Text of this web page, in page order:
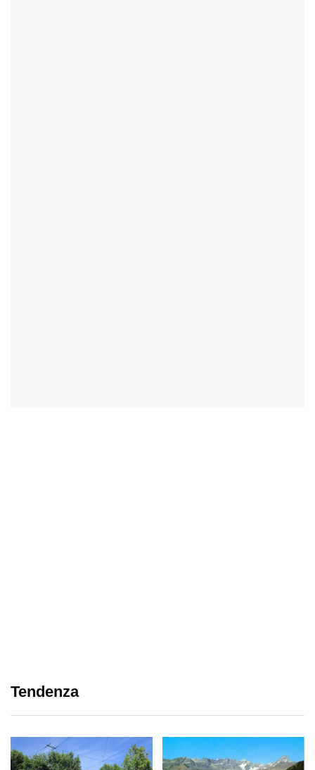
Tendenza